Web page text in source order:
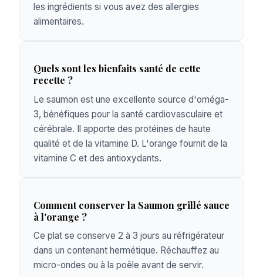
les ingrédients si vous avez des allergies
alimentaires.
Quels sont les bienfaits santé de cette
recette ?
Le saumon est une excellente source d'oméga-
3, bénéfiques pour la santé cardiovasculaire et
cérébrale. Il apporte des protéines de haute
qualité et de la vitamine D. L'orange fournit de la
vitamine C et des antioxydants.
Comment conserver la Saumon grillé sauce
à l'orange ?
Ce plat se conserve 2 à 3 jours au réfrigérateur
dans un contenant hermétique. Réchauffez au
micro-ondes ou à la poêle avant de servir.